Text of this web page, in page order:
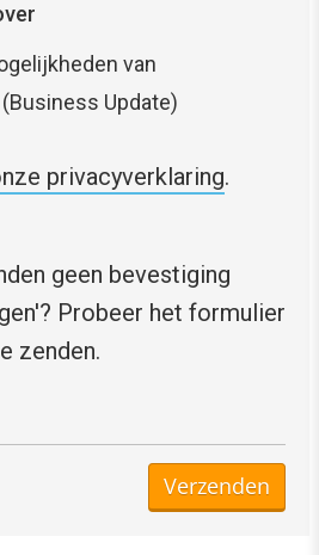
van
Update)
privacyverklaring.
geen bevestiging
Probeer het formulier
zenden.
Verzenden